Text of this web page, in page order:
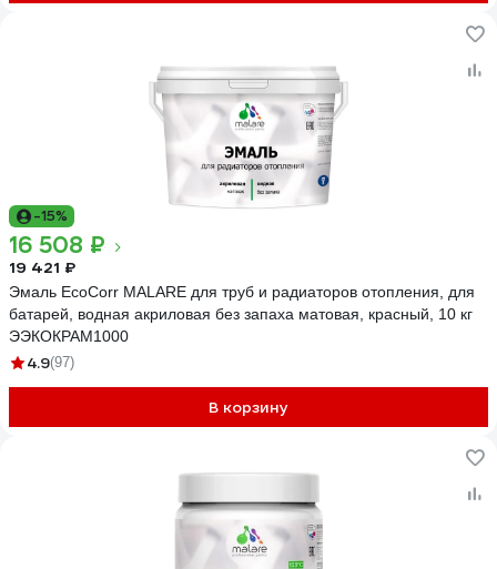
-15%
16 508 ₽
19 421 ₽
Эмаль EcoCorr MALARE для труб и радиаторов отопления, для
батарей, водная акриловая без запаха матовая, красный, 10 кг
ЭЭКОКРАМ1000
4.9(97)
В корзину